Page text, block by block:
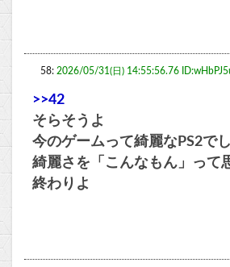
58: 2026/05/31(日) 14:55:56.76
>>42
そらそうよ
今のゲームって綺麗なPS2で
綺麗さを「こんなもん」って
終わりよ